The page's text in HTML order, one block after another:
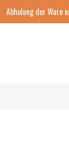
Abholung der Ware